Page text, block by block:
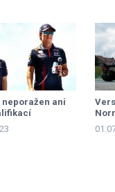
neporažen ani